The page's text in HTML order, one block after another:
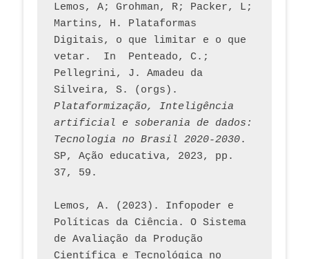
Lemos, A; Grohman, R; Packer, L;
Martins, H. Plataformas
Digitais, o que limitar e o que
vetar.  In  Penteado, C.;
Pellegrini, J. Amadeu da
Plataformização, Inteligência
artificial e soberania de dados:
Tecnologia no Brasil 2020-2030.
SP, Ação educativa, 2023, pp.
37, 59.
Lemos, A. (2023). Infopoder e
Políticas da Ciência. O Sistema
de Avaliação da Produção
Científica e Tecnológica no